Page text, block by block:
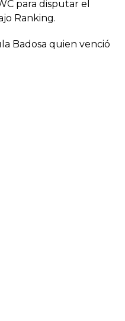
para disputar el
Ranking.
Badosa quien venció